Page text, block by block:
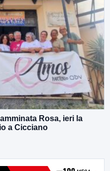
Rosa, ieri la
a Cicciano